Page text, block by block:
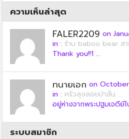
ความเห็นล่าสุด
FALER2209 on
in : ร้าน baboo bear สา
Thank you!!1 ...
ทนายเอก on
in : ครัวลุงลอยป่าลั่น ...
อยู่ห่างจากพระปฐมเจดีย์ไ
ระบบสมาชิก